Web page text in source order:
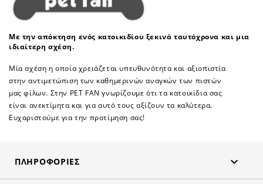
Με την απόκτηση ενός κατοικιδίου ξεκινά ταυτόχρονα και μια
ιδιαίτερη σχέση.
Μία σχέση η οποία χρειάζεται υπευθυνότητα και αξιοπιστία
στην αντιμετώπιση των καθημερινών αναγκών των πιστών
μας φίλων. Στην PET FAN γνωρίζουμε ότι τα κατοικίδια σας
είναι ανεκτίμητα και για αυτό τους αξίζουν τα καλύτερα.
Ευχαριστούμε για την προτίμηση σας!
ΠΛΗΡΟΦΟΡΊΕΣ 